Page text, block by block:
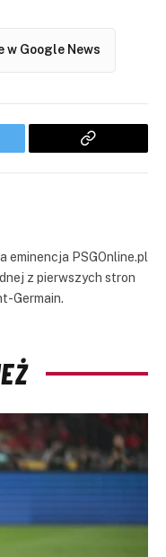
w Google News
Copy
eminencja PSGOnline.pl
z pierwszych stron
Germain.